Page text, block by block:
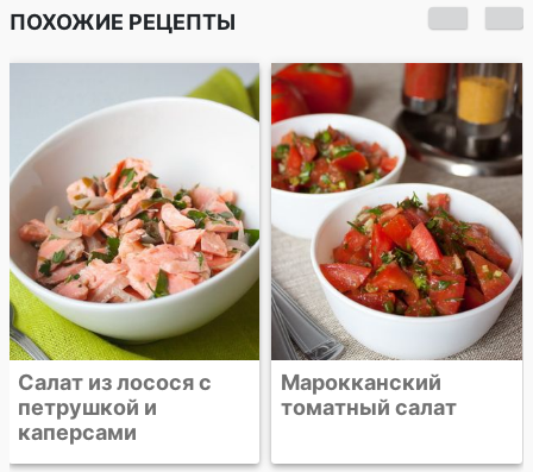
ПОХОЖИЕ РЕЦЕПТЫ
Марокканский
томатный салат
Капустный салат с
каперсами